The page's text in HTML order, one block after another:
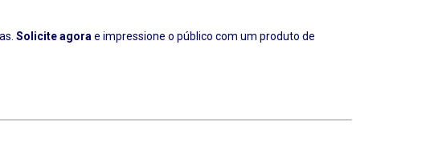
Solicite agora e impressione o público com um produto de